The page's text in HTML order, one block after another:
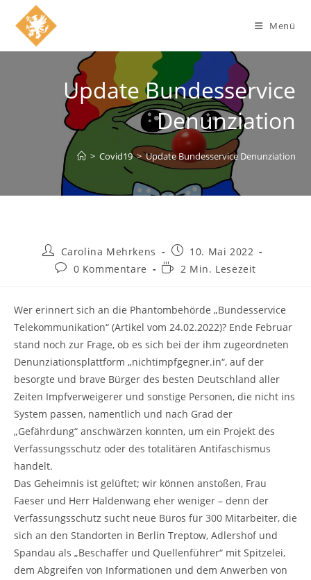
Inhalt
springen
Menü
Update Bundesservice
Denunziation
> Covid19 > Update Bundesservice Denunziation
Beitrags-
Autor:
Carolina Mehrkens
Beitrag
veröffentlicht:
10. Mai 2022
Beitrags-
0 Kommentare Lesedauer:
2 Min. Lesezeit
Wer erinnert sich an die Phantombehörde „Bundesservice
Telekommunikation“ (Artikel vom 24.02.2022)? Ende Februar
stand noch zur Frage, ob es sich bei der ihm zugeordneten
Denunziationsplattform „nichtimpfgegner.in“, auf der
besorgte und brave Bürger des besten Deutschland aller
Zeiten Impfverweigerer und sonstige Personen, die nicht ins
System passen, namentlich und nach Grad der
„Gefährdung“ anschwärzen konnten, um ein Projekt des
Verfassungsschutz oder des totalitären Antifaschismus
handelt.
Das Geheimnis ist gelüftet; wir können anstoßen, Frau
Faeser und Herr Haldenwang eher weniger – denn der
Verfassungsschutz sucht neue Büros für 300 Mitarbeiter, die
sich an den Standorten in Berlin Treptow, Adlershof und
Spandau als „Beschaffer und Quellenführer“ mit Spitzelei,
dem Abgreifen von Informationen und dem Anwerben von